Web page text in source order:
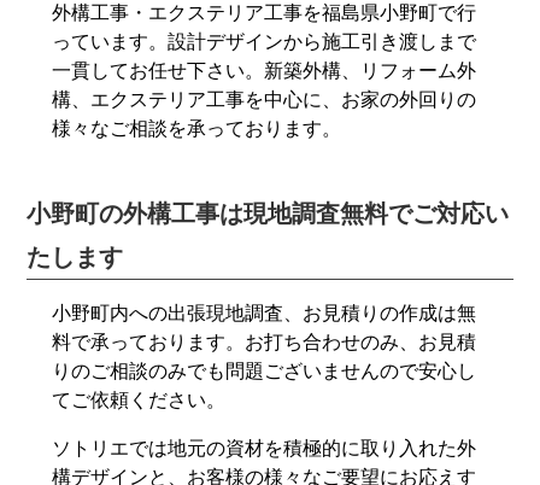
外構工事・エクステリア工事を福島県小野町で行
っています。設計デザインから施工引き渡しまで
一貫してお任せ下さい。新築外構、リフォーム外
構、エクステリア工事を中心に、お家の外回りの
様々なご相談を承っております。
小野町の外構工事は現地調査無料でご対応い
たします
小野町内への出張現地調査、お見積りの作成は無
料で承っております。お打ち合わせのみ、お見積
りのご相談のみでも問題ございませんので安心し
てご依頼ください。
ソトリエでは地元の資材を積極的に取り入れた外
構デザインと、お客様の様々なご要望にお応えす